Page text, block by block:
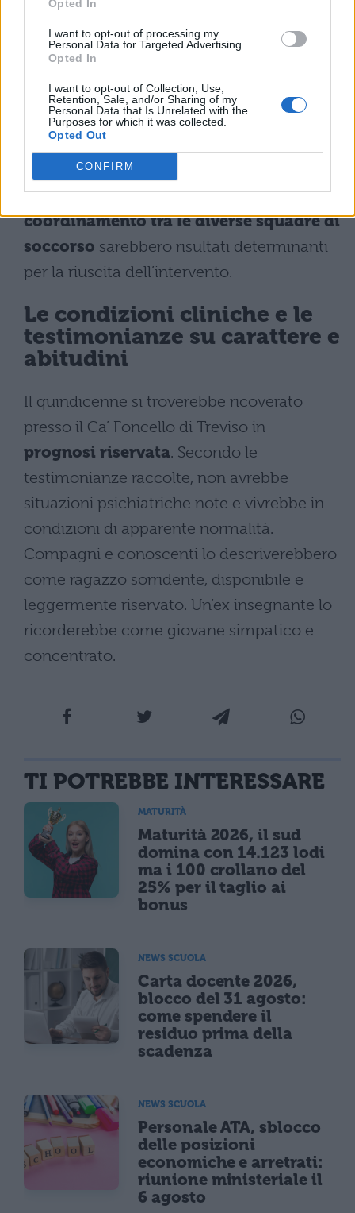
Opted In
I want to opt-out of processing my
Personal Data for Targeted Advertising.
Opted In
I want to opt-out of Collection, Use,
Retention, Sale, and/or Sharing of my
Personal Data that Is Unrelated with the
Purposes for which it was collected.
Opted Out
CONFIRM
notturni per garantire la sicurezza
dell’operazione in condizioni di scarsa
visibilità. Una volta stabilizzato sul posto, il
minore sarebbe stato trasferito d’urgenza al
pronto soccorso dell’ospedale Ca’ Foncello
di Treviso, dove i genitori lo avrebbero
raggiunto poco dopo.La tempestività e il
coordinamento tra le diverse squadre di
soccorso sarebbero risultati determinanti
per la riuscita dell’intervento.
Le condizioni cliniche e le
testimonianze su carattere e
abitudini
Il quindicenne si troverebbe ricoverato
presso il Ca’ Foncello di Treviso in
prognosi riservata. Secondo le
testimonianze raccolte, non avrebbe
situazioni psichiatriche note e vivrebbe in
condizioni di apparente normalità.
Compagni e conoscenti lo descriverebbero
come ragazzo sorridente, disponibile e
leggermente riservato. Un’ex insegnante lo
ricorderebbe come giovane simpatico e
concentrato.
TI POTREBBE INTERESSARE
MATURITÀ
Maturità 2026, il sud
domina con 14.123 lodi
ma i 100 crollano del
25% per il taglio ai
bonus
NEWS SCUOLA
Carta docente 2026,
blocco del 31 agosto:
come spendere il
residuo prima della
scadenza
NEWS SCUOLA
Personale ATA, sblocco
delle posizioni
economiche e arretrati:
riunione ministeriale il
6 agosto